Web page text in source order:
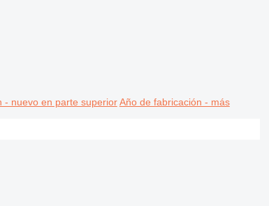
- nuevo en parte superior Año de fabricación - más